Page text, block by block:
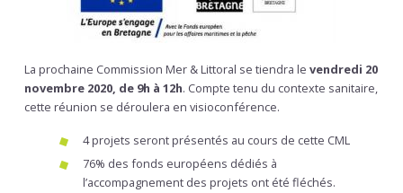
La prochaine Commission Mer & Littoral se tiendra le vendredi 20
novembre 2020, de 9h à 12h. Compte tenu du contexte sanitaire,
cette réunion se déroulera en visioconférence.
4 projets seront présentés au cours de cette CML
76% des fonds européens dédiés à
l’accompagnement des projets ont été fléchés.